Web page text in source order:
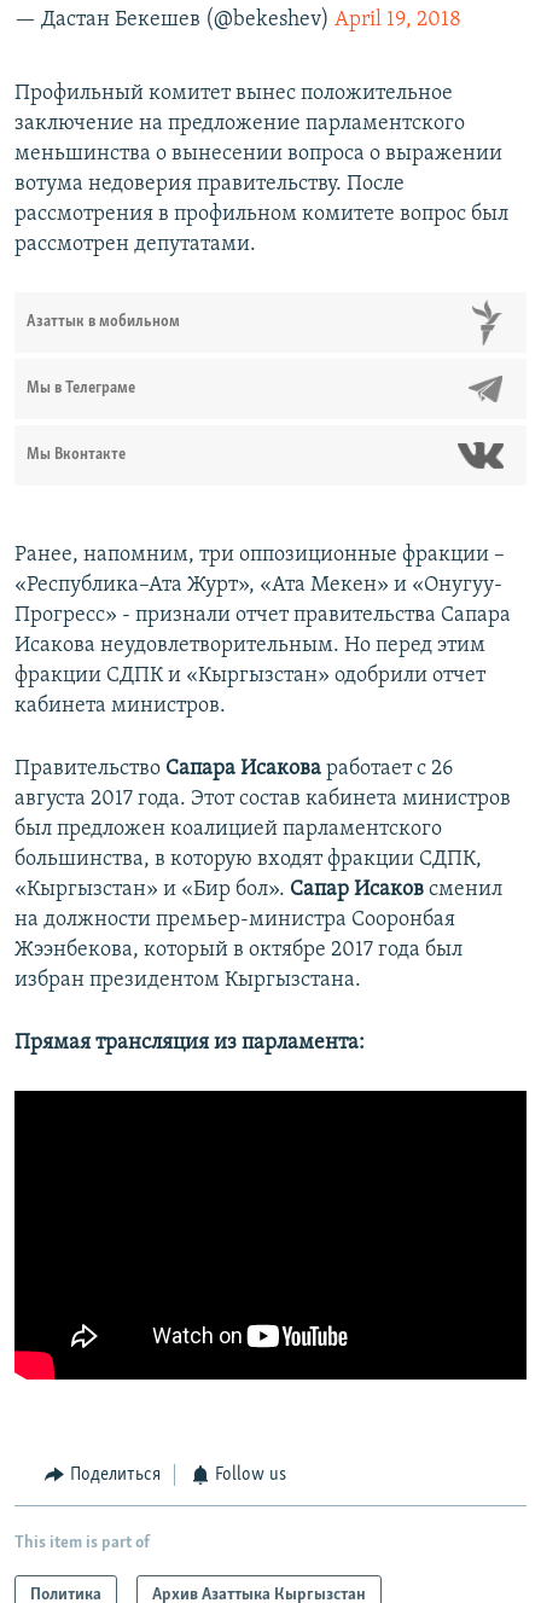
— Дастан Бекешев (@bekeshev) April 19, 2018
Профильный комитет вынес положительное
заключение на предложение парламентского
меньшинства о вынесении вопроса о выражении
вотума недоверия правительству. После
рассмотрения в профильном комитете вопрос был
рассмотрен депутатами.
Азаттык в мобильном
Мы в Телеграме
Мы Вконтакте
Ранее, напомним, три оппозиционные фракции –
«Республика–Ата Журт», «Ата Мекен» и «Онугуу-
Прогресс» - признали отчет правительства Сапара
Исакова неудовлетворительным. Но перед этим
фракции СДПК и «Кыргызстан» одобрили отчет
кабинета министров.
Правительство Сапара Исакова работает с 26
августа 2017 года. Этот состав кабинета министров
был предложен коалицией парламентского
большинства, в которую входят фракции СДПК,
«Кыргызстан» и «Бир бол». Сапар Исаков сменил
на должности премьер-министра Сооронбая
Жээнбекова, который в октябре 2017 года был
избран президентом Кыргызстана.
Прямая трансляция из парламента:
Поделиться Follow us
This item is part of
Политика Архив Азаттыка Кыргызстан